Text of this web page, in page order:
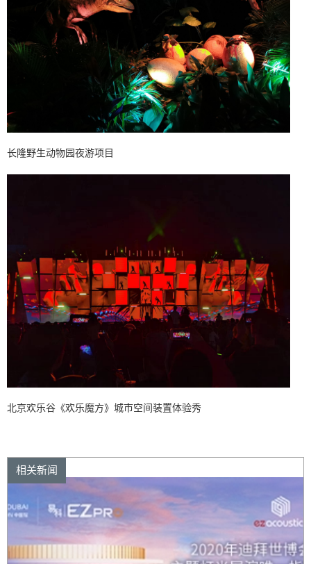
长隆野生动物园夜游项目
北京欢乐谷《欢乐魔方》城市空间装置体验秀
相关新闻